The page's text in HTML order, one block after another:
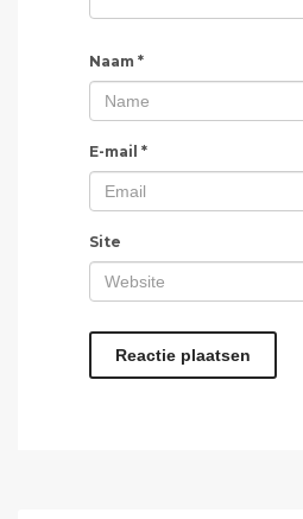
Naam *
E-mail *
Site